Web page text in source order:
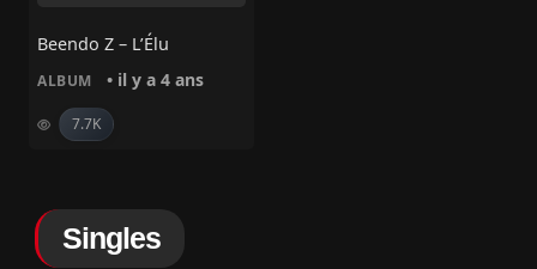
Beendo Z – L’Élu
ALBUM • il y a 4 ans
7.7K
Singles